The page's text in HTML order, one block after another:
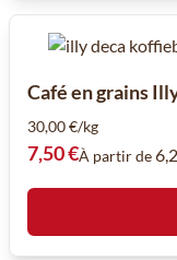
Café en grains
30,00 €/kg
7,50 €À partir de